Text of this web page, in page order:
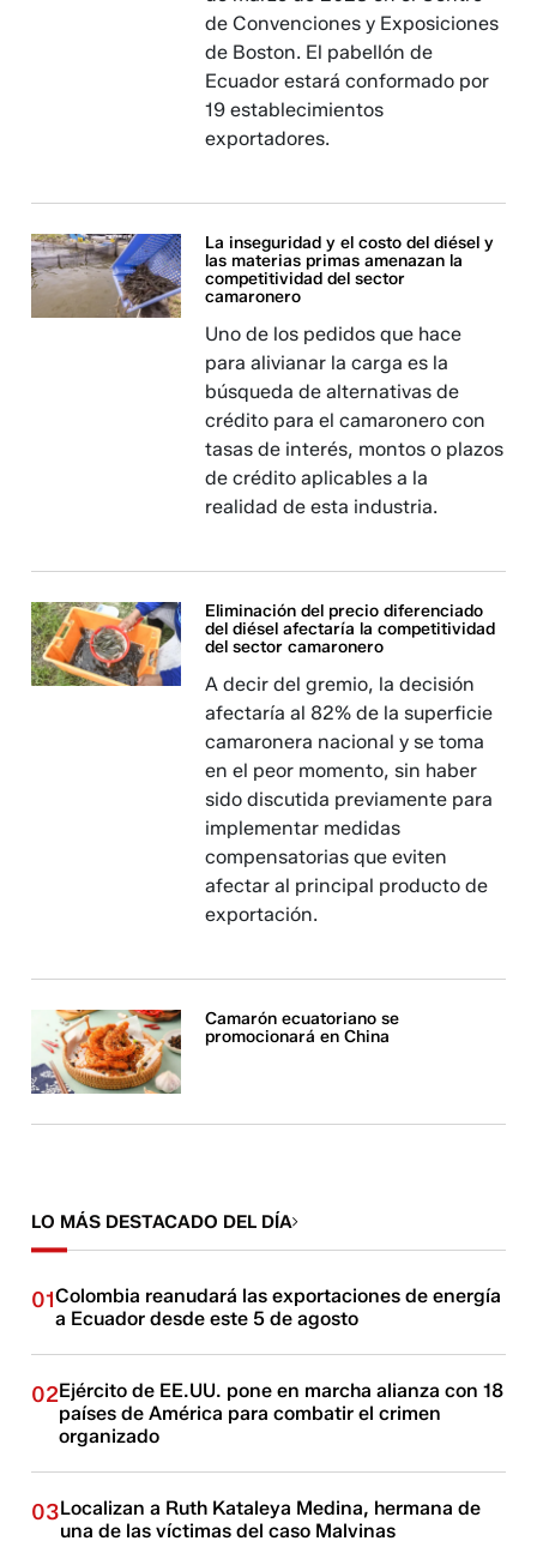
de Convenciones y Exposiciones
de Boston. El pabellón de
Ecuador estará conformado por
19 establecimientos
exportadores.
La inseguridad y el costo del diésel y
las materias primas amenazan la
competitividad del sector
camaronero
Uno de los pedidos que hace
para alivianar la carga es la
búsqueda de alternativas de
crédito para el camaronero con
tasas de interés, montos o plazos
de crédito aplicables a la
realidad de esta industria.
Eliminación del precio diferenciado
del diésel afectaría la competitividad
del sector camaronero
A decir del gremio, la decisión
afectaría al 82% de la superficie
camaronera nacional y se toma
en el peor momento, sin haber
sido discutida previamente para
implementar medidas
compensatorias que eviten
afectar al principal producto de
exportación.
Camarón ecuatoriano se
promocionará en China
LO MÁS DESTACADO DEL DÍA
01Colombia reanudará las exportaciones de energía
a Ecuador desde este 5 de agosto
02Ejército de EE.UU. pone en marcha alianza con 18
países de América para combatir el crimen
organizado
03Localizan a Ruth Kataleya Medina, hermana de
una de las víctimas del caso Malvinas